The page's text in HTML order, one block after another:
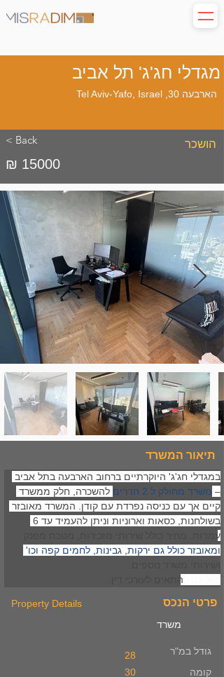
מגדלי חג'ג' תל אביב
הארבעה 30, Tel Aviv-Yafo, Israel
< Back הושכר
₪ 15000
תיאור המשרד
במגדלי חג'ג' היוקרתיים ברחוב הארבעה בתל אביב
– משרד מחולק ל 2 חדרים
להשכרה, חלק ממשרד
קיים אך עם כניסה נפרדת עם קודן. המשרד מאובזר
עמדות. מחיר כולל שירותי מזכירות, מטבח מפנק
ומאובזר כולל גם ירקות, גבינות, לחמים קפה וכו'
התאים לעורכי דין.
Property Details פרטי הנכס
משרד
גודל במ"ר
28
קומה
30